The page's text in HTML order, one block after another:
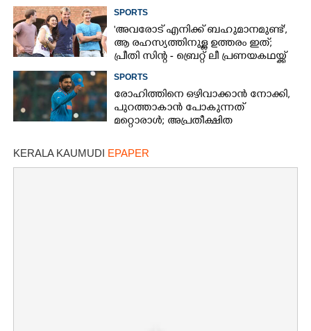
SPORTS
'അവരോട് എനിക്ക് ബഹുമാനമുണ്ട്',​
ആ രഹസ്യത്തിനുള്ള ഉത്തരം ഇത്;
പ്രീതി സിന്റ - ബ്രെറ്റ് ലീ പ്രണയകഥയ്ക്ക്
SPORTS
രോഹിത്തിനെ ഒഴിവാക്കാൻ നോക്കി,​
പുറത്താകാൻ പോകുന്നത്
മറ്റൊരാൾ; അപ്രതീക്ഷിത
KERALA KAUMUDI EPAPER